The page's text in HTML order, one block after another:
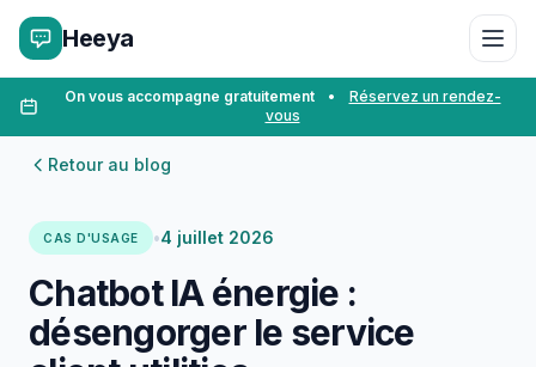
Heeya
On vous accompagne gratuitement •
Réservez un rendez-
vous
Retour au blog
CAS D'USAGE •4 juillet 2026
Chatbot IA énergie :
désengorger le service